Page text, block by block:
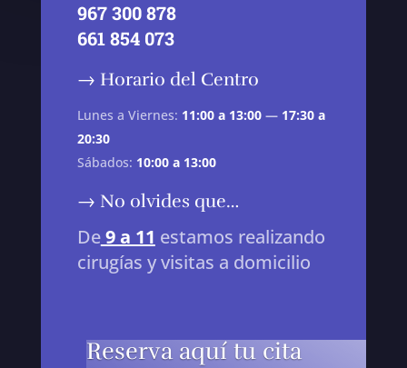
967 300 878
661 854 073
→ Horario del Centro
Lunes a Viernes: 11:00 a 13:00— 17:30 a
20:30
Sábados: 10:00 a 13:00
→ No olvides que…
De9 a 11 estamos realizando
cirugías y visitas a domicilio
Reserva aquí tu cita